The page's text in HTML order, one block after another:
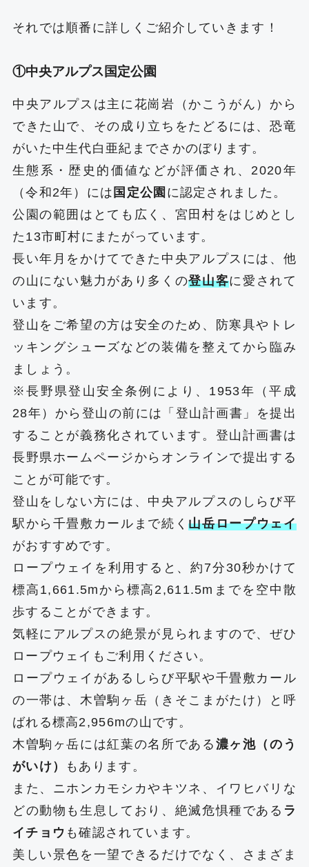
それでは順番に詳しくご紹介していきます！
①中央アルプス国定公園
中央アルプスは主に花崗岩（かこうがん）から
できた山で、その成り立ちをたどるには、恐竜
がいた中生代白亜紀までさかのぼります。
生態系・歴史的価値などが評価され、2020年
（令和2年）には 国定公園 に認定されました。
公園の範囲はとても広く、宮田村をはじめとし
た13市町村にまたがっています。
長い年月をかけてできた中央アルプスには、他
の山にない魅力があり多くの登山客に愛されて
います。
登山をご希望の方は安全のため、防寒具やトレ
ッキングシューズなどの装備を整えてから臨み
ましょう。
※長野県登山安全条例により、1953年（平成
28年）から登山の前には「登山計画書」を提出
することが義務化されています。登山計画書は
長野県ホームページからオンラインで提出する
ことが可能です。
登山をしない方には、中央アルプスのしらび平
駅から千畳敷カールまで続く山岳ロープウェイ
がおすすめです。
ロープウェイを利用すると、約7分30秒かけて
標高1,661.5mから標高2,611.5mまでを空中散
歩することができます。
気軽にアルプスの絶景が見られますので、ぜひ
ロープウェイもご利用ください。
ロープウェイがあるしらび平駅や千畳敷カール
の一帯は、木曽駒ヶ岳（きそこまがたけ）と呼
ばれる標高2,956mの山です。
木曽駒ヶ岳には紅葉の名所である 濃ヶ池（のう
がいけ）
もあります。
また、ニホンカモシカやキツネ、イワヒバリな
どの動物も生息しており、絶滅危惧種である ラ
イチョウ も確認されています。
美しい景色を一望できるだけでなく、さまざま